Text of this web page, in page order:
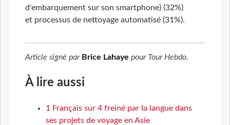
d'embarquement sur son smartphone) (32%)
et processus de nettoyage automatisé (31%).
Article signé par Brice Lahaye pour Tour Hebdo.
À lire aussi
1 Français sur 4 freiné par la langue dans
ses projets de voyage en Asie